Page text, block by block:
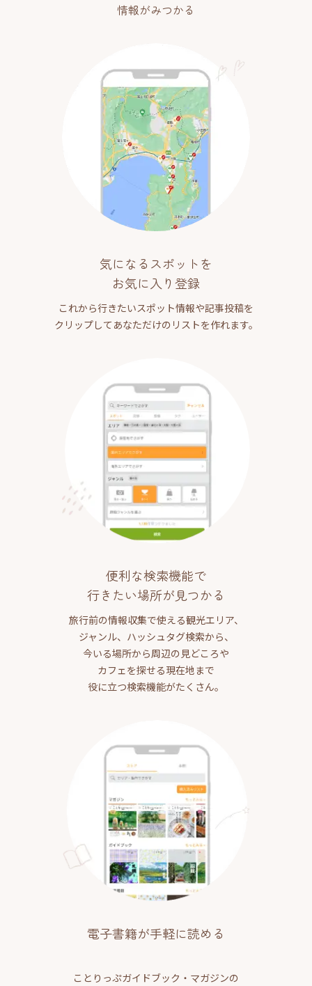
情報がみつかる
気になるスポットを
お気に入り登録
これから行きたいスポット情報や記事投稿を
クリップしてあなただけのリストを作れます。
便利な検索機能で
行きたい場所が見つかる
旅行前の情報収集で使える観光エリア、
ジャンル、ハッシュタグ検索から、
今いる場所から周辺の見どころや
カフェを探せる現在地まで
役に立つ検索機能がたくさん。
電子書籍が手軽に読める
ことりっぷガイドブック・マガジンの